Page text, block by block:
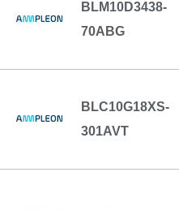
BLM10D3438-
70ABG
BLC10G18XS-
301AVT